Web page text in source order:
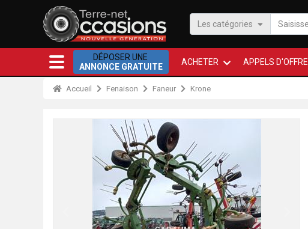
Les catégories
DÉPOSER UNE
ANNONCE GRATUITE
ACHETER APPELS D'OFFRE
Accueil Fenaison Faneur Krone